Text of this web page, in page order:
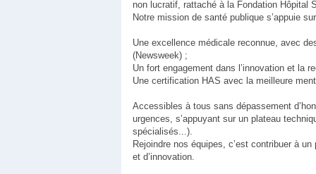
non lucratif, rattaché à la Fondation Hôpital
Notre mission de santé publique s’appuie
Une excellence médicale reconnue, avec
(Newsweek) ;
Un fort engagement dans l’innovation et la
Une certification HAS avec la meilleure
Accessibles à tous sans dépassement
urgences, s’appuyant sur un plateau
spécialisés...).
Rejoindre nos équipes, c’est contribuer à
et d’innovation.